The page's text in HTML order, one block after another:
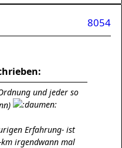
8054
und jeder so
Erfahrung- ist
irgendwann mal